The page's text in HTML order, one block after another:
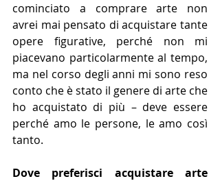
cominciato a comprare arte non
avrei mai pensato di acquistare tante
opere figurative, perché non mi
piacevano particolarmente al tempo,
ma nel corso degli anni mi sono reso
conto che è stato il genere di arte che
ho acquistato di più – deve essere
perché amo le persone, le amo così
tanto.
Dove preferisci acquistare arte